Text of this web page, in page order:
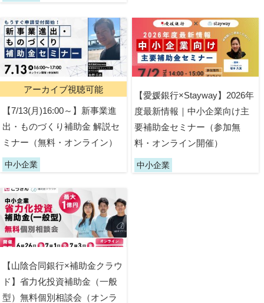
アーカイブ視聴可能
【7/13(月)16:00～】新事業進
出・ものづくり補助金 解説セ
ミナー（無料・オンライン）
中小企業
【愛媛銀行×Stayway】2026年
度最新情報｜中小企業向け主
要補助金セミナー（参加無
料・オンライン開催）
中小企業
【山陰合同銀行×補助金クラウ
ド】省力化投資補助金（一般
型）無料個別相談会（オンラ